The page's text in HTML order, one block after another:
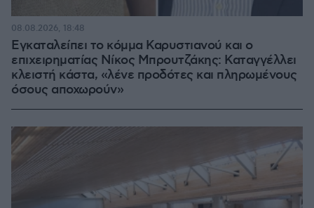
Εγκαταλείπει το κόμμα Καρυστιανού και ο
επιχειρηματίας Νίκος Μπρουτζάκης: Καταγγέλλει
κλειστή κάστα, «λένε προδότες και πληρωμένους
όσους αποχωρούν»
08.08.2026, 18:48